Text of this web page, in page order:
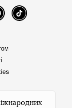
YouTube TikTok